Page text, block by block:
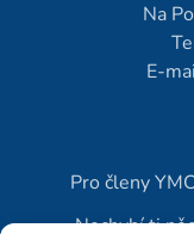
Na
E-
Pro členy
Nechybí ti